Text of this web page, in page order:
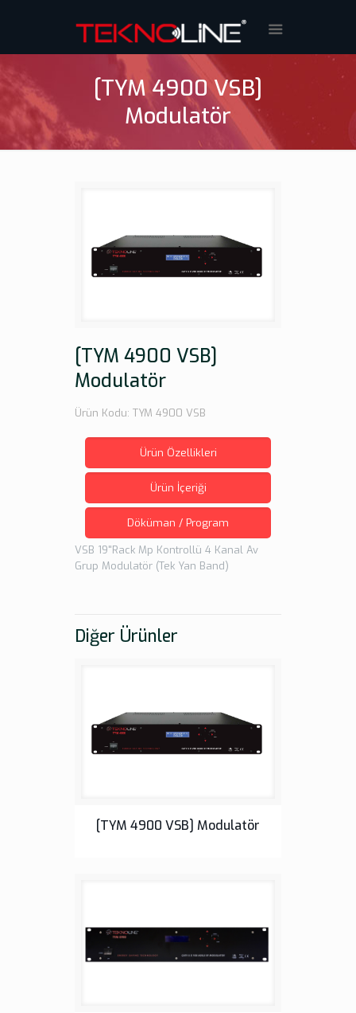
[TYM 4900 VSB]
Modulatör
[TYM 4900 VSB]
Modulatör
Ürün Kodu: TYM 4900 VSB
Ürün Özellikleri
Ürün İçeriği
Döküman / Program
VSB 19"Rack Mp Kontrollü 4 Kanal Av
Grup Modulatör (Tek Yan Band)
Diğer Ürünler
Tek Yan Bantlı TV Modülatörleri
[TYM 4900 VSB] Modulatör